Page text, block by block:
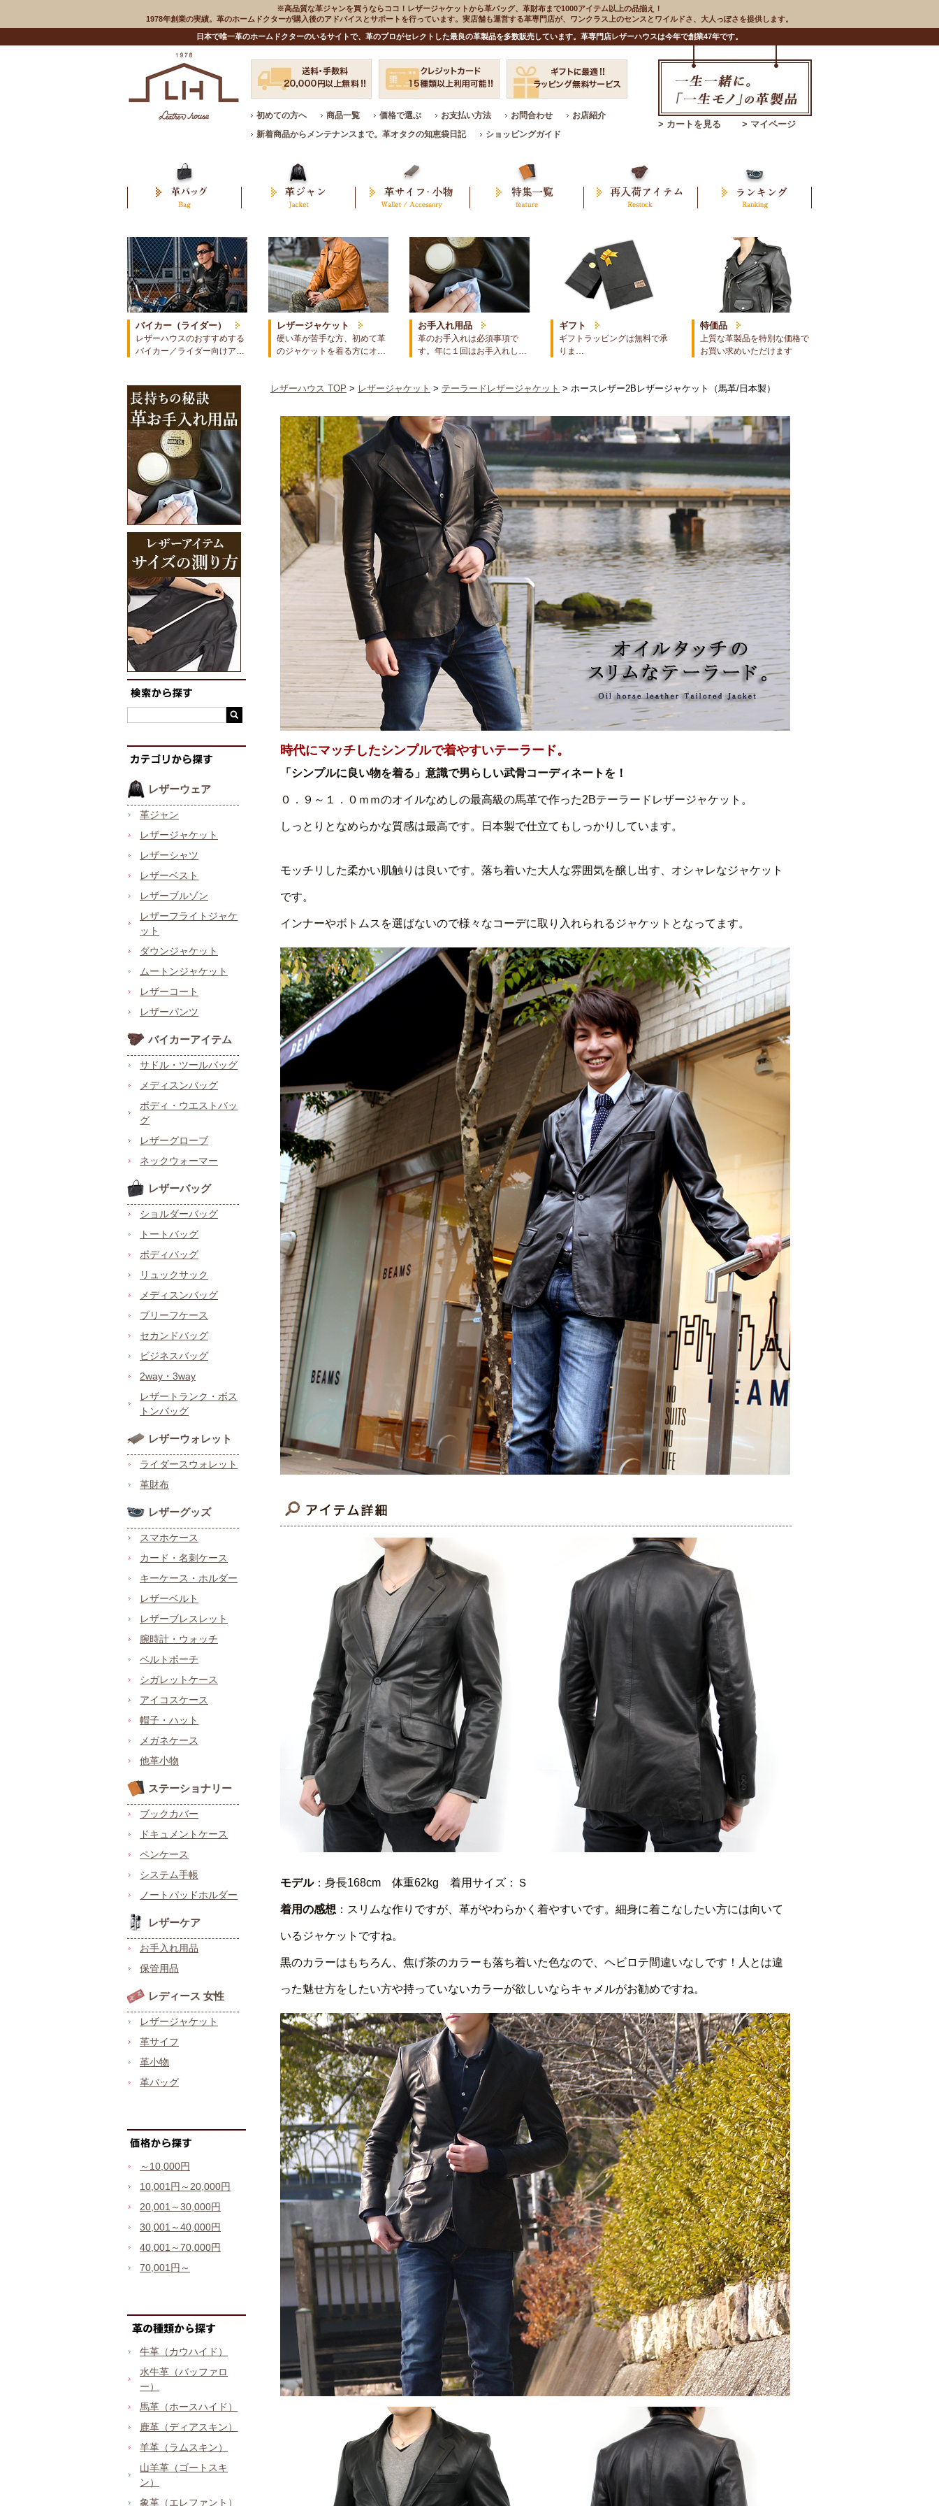
※高品質な革ジャンを買うならココ！レザージャケットから革バッグ、革財布まで1000アイテム以上の品揃え！
1978年創業の実績。革のホームドクターが購入後のアドバイスとサポートを行っています。実店舗も運営する革専門店が、ワンクラス上のセンスとワイルドさ、大人っぽさを提供します。
日本で唯一革のホームドクターのいるサイトで、革のプロがセレクトした最良の革製品を多数販売しています。革専門店レザーハウスは今年で創業47年です。
初めての方へ 商品一覧 価格で選ぶ お支払い方法 お問合わせ
お店紹介
新着商品からメンテナンスまで。革オタクの知恵袋日記
ショッピングガイド
> カートを見る > マイページ
バイカー（ライダー）
レザーハウスのおすすめする
バイカー／ライダー向けア…
レザージャケット
硬い革が苦手な方、初めて革
のジャケットを着る方にオ…
お手入れ用品
革のお手入れは必須事項で
す。年に１回はお手入れし…
ギフト
ギフトラッピングは無料で承
りま…
特価品
上質な革製品を特別な価格で
お買い求めいただけます
レザーウェア
革ジャン
レザージャケット
レザーシャツ
レザーベスト
レザーブルゾン
レザーフライトジャケ
ット
ダウンジャケット
ムートンジャケット
レザーコート
レザーパンツ
バイカーアイテム
サドル・ツールバッグ
メディスンバッグ
ボディ・ウエストバッ
グ
レザーグローブ
ネックウォーマー
レザーバッグ
ショルダーバッグ
トートバッグ
ボディバッグ
リュックサック
メディスンバッグ
ブリーフケース
セカンドバッグ
ビジネスバッグ
2way・3way
レザートランク・ボス
トンバッグ
レザーウォレット
ライダースウォレット
革財布
レザーグッズ
スマホケース
カード・名刺ケース
キーケース・ホルダー
レザーベルト
レザーブレスレット
腕時計・ウォッチ
ベルトポーチ
シガレットケース
アイコスケース
帽子・ハット
メガネケース
他革小物
ステーショナリー
ブックカバー
ドキュメントケース
ペンケース
システム手帳
ノートパッドホルダー
レザーケア
お手入れ用品
保管用品
レディース 女性
レザージャケット
革サイフ
革小物
革バッグ
～10,000円
10,001円～20,000円
20,001～30,000円
30,001～40,000円
40,001～70,000円
70,001円～
牛革（カウハイド）
水牛革（バッファロ
ー）
馬革（ホースハイド）
鹿革（ディアスキン）
羊革（ラムスキン）
山羊革（ゴートスキ
ン）
象革（エレファント）
レザーハウス TOP > レザージャケット > テーラードレザージャケット > ホースレザー2Bレザージャケット（馬革/日本製）
時代にマッチしたシンプルで着やすいテーラード。
「シンプルに良い物を着る」意識で男らしい武骨コーディネートを！
０．９～１．０ｍｍのオイルなめしの最高級の馬革で作った2Bテーラードレザージャケット。
しっとりとなめらかな質感は最高です。日本製で仕立てもしっかりしています。
モッチリした柔かい肌触りは良いです。落ち着いた大人な雰囲気を醸し出す、オシャレなジャケット
です。
インナーやボトムスを選ばないので様々なコーデに取り入れられるジャケットとなってます。
モデル：身長168cm 体重62kg 着用サイズ：Ｓ
着用の感想 ：スリムな作りですが、革がやわらかく着やすいです。細身に着こなしたい方には向いて
いるジャケットですね。
黒のカラーはもちろん、焦げ茶のカラーも落ち着いた色なので、ヘビロテ間違いなしです！人とは違
った魅せ方をしたい方や持っていないカラーが欲しいならキャメルがお勧めですね。